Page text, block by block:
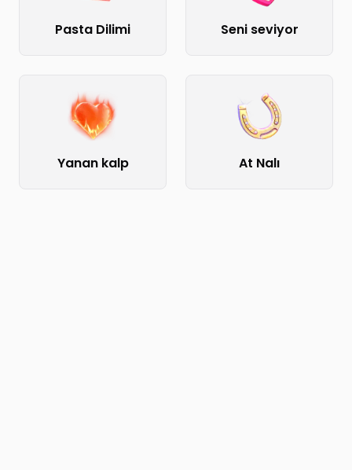
Pasta Dilimi Seni seviyor
Yanan kalp At Nalı